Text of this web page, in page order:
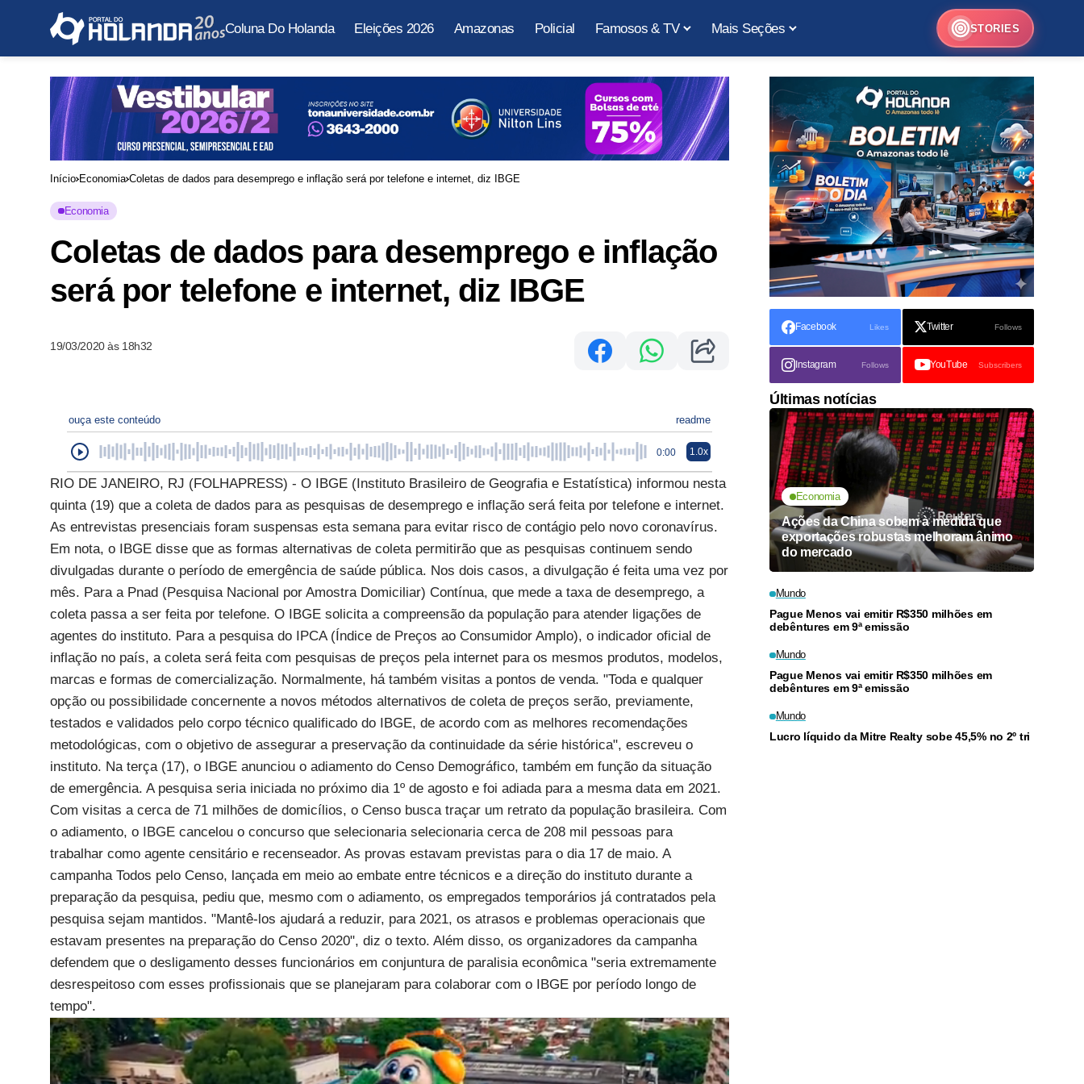
Coluna Do Holanda Eleições 2026 Amazonas Policial Famosos & TV Mais Seções STORIES
Início Economia Coletas de dados para desemprego e inflação será por telefone e internet, diz IBGE
Economia
Coletas de dados para desemprego e inflação
será por telefone e internet, diz IBGE
19/03/2020 às 18h32
ouça este conteúdo readme
0:00 1.0x
RIO DE JANEIRO, RJ (FOLHAPRESS) - O IBGE (Instituto Brasileiro de Geografia e Estatística) informou nesta
quinta (19) que a coleta de dados para as pesquisas de desemprego e inflação será feita por telefone e internet.
As entrevistas presenciais foram suspensas esta semana para evitar risco de contágio pelo novo coronavírus.
Em nota, o IBGE disse que as formas alternativas de coleta permitirão que as pesquisas continuem sendo
divulgadas durante o período de emergência de saúde pública. Nos dois casos, a divulgação é feita uma vez por
mês. Para a Pnad (Pesquisa Nacional por Amostra Domiciliar) Contínua, que mede a taxa de desemprego, a
coleta passa a ser feita por telefone. O IBGE solicita a compreensão da população para atender ligações de
agentes do instituto. Para a pesquisa do IPCA (Índice de Preços ao Consumidor Amplo), o indicador oficial de
inflação no país, a coleta será feita com pesquisas de preços pela internet para os mesmos produtos, modelos,
marcas e formas de comercialização. Normalmente, há também visitas a pontos de venda. "Toda e qualquer
opção ou possibilidade concernente a novos métodos alternativos de coleta de preços serão, previamente,
testados e validados pelo corpo técnico qualificado do IBGE, de acordo com as melhores recomendações
metodológicas, com o objetivo de assegurar a preservação da continuidade da série histórica", escreveu o
instituto. Na terça (17), o IBGE anunciou o adiamento do Censo Demográfico, também em função da situação
de emergência. A pesquisa seria iniciada no próximo dia 1º de agosto e foi adiada para a mesma data em 2021.
Com visitas a cerca de 71 milhões de domicílios, o Censo busca traçar um retrato da população brasileira. Com
o adiamento, o IBGE cancelou o concurso que selecionaria selecionaria cerca de 208 mil pessoas para
trabalhar como agente censitário e recenseador. As provas estavam previstas para o dia 17 de maio. A
campanha Todos pelo Censo, lançada em meio ao embate entre técnicos e a direção do instituto durante a
preparação da pesquisa, pediu que, mesmo com o adiamento, os empregados temporários já contratados pela
pesquisa sejam mantidos. "Mantê-los ajudará a reduzir, para 2021, os atrasos e problemas operacionais que
estavam presentes na preparação do Censo 2020", diz o texto. Além disso, os organizadores da campanha
defendem que o desligamento desses funcionários em conjuntura de paralisia econômica "seria extremamente
desrespeitoso com esses profissionais que se planejaram para colaborar com o IBGE por período longo de
tempo".
Facebook Likes Twitter Follows
Instagram Follows YouTube Subscribers
Últimas notícias
Economia
Ações da China sobem à medida que
exportações robustas melhoram ânimo
do mercado
Mundo
Pague Menos vai emitir R$350 milhões em
debêntures em 9ª emissão
Mundo
Pague Menos vai emitir R$350 milhões em
debêntures em 9ª emissão
Mundo
Lucro líquido da Mitre Realty sobe 45,5% no 2º tri